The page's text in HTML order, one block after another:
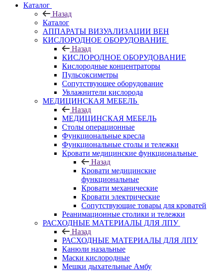
Каталог
Назад
Каталог
АППАРАТЫ ВИЗУАЛИЗАЦИИ ВЕН
КИСЛОРОДНОЕ ОБОРУДОВАНИЕ
Назад
КИСЛОРОДНОЕ ОБОРУДОВАНИЕ
Кислородные концентраторы
Пульсоксиметры
Сопутствующее оборудование
Увлажнители кислорода
МЕДИЦИНСКАЯ МЕБЕЛЬ
Назад
МЕДИЦИНСКАЯ МЕБЕЛЬ
Столы операционные
Функциональные кресла
Функциональные столы и тележки
Кровати медицинские функциональные
Назад
Кровати медицинские
функциональные
Кровати механические
Кровати электрические
Сопутствующие товары для кроватей
Реанимационные столики и тележки
РАСХОДНЫЕ МАТЕРИАЛЫ ДЛЯ ЛПУ
Назад
РАСХОДНЫЕ МАТЕРИАЛЫ ДЛЯ ЛПУ
Канюли назальные
Маски кислородные
Мешки дыхательные Амбу